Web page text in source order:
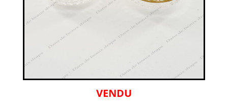
VENDU